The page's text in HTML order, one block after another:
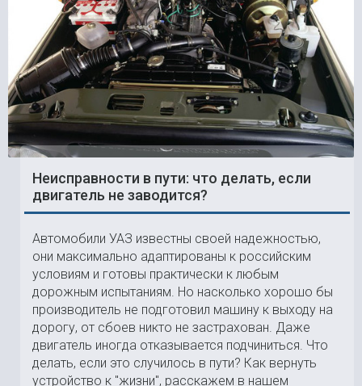
Неисправности в пути: что делать, если
двигатель не заводится?
Автомобили УАЗ известны своей надежностью,
они максимально адаптированы к российским
условиям и готовы практически к любым
дорожным испытаниям. Но насколько хорошо бы
производитель не подготовил машину к выходу на
дорогу, от сбоев никто не застрахован. Даже
двигатель иногда отказывается подчиниться. Что
делать, если это случилось в пути? Как вернуть
устройство к "жизни", расскажем в нашем